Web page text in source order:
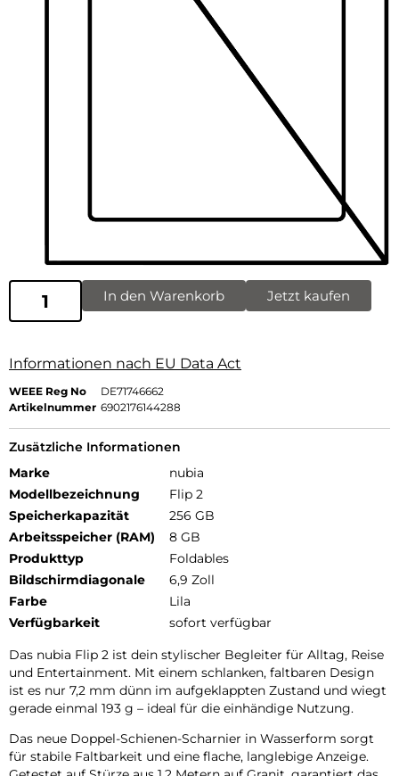
In den Warenkorb Jetzt kaufen
Informationen nach EU Data Act
WEEE Reg No
DE71746662
Artikelnummer 6902176144288
Zusätzliche Informationen
Marke
nubia
Modellbezeichnung
Flip 2
Speicherkapazität
256 GB
Arbeitsspeicher (RAM)
8 GB
Produkttyp
Foldables
Bildschirmdiagonale
6,9 Zoll
Farbe
Lila
Verfügbarkeit
sofort verfügbar
Das nubia Flip 2 ist dein stylischer Begleiter für Alltag, Reise
und Entertainment. Mit einem schlanken, faltbaren Design
ist es nur 7,2 mm dünn im aufgeklappten Zustand und wiegt
gerade einmal 193 g – ideal für die einhändige Nutzung.
Das neue Doppel-Schienen-Scharnier in Wasserform sorgt
für stabile Faltbarkeit und eine flache, langlebige Anzeige.